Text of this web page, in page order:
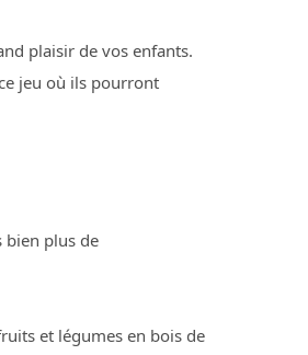
plaisir de vos enfants.
jeu où ils pourront
bien plus de
et légumes en bois de